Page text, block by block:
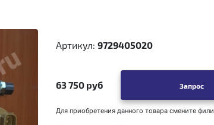
Артикул: 9729405020
63 750 руб Запрос
Для приобретения данного товара смените